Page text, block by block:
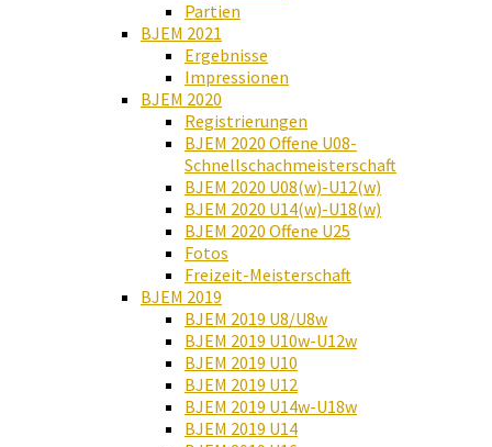
Partien
BJEM 2021
Ergebnisse
Impressionen
BJEM 2020
Registrierungen
BJEM 2020 Offene U08-
Schnellschachmeisterschaft
BJEM 2020 U08(w)-U12(w)
BJEM 2020 U14(w)-U18(w)
BJEM 2020 Offene U25
Fotos
Freizeit-Meisterschaft
BJEM 2019
BJEM 2019 U8/U8w
BJEM 2019 U10w-U12w
BJEM 2019 U10
BJEM 2019 U12
BJEM 2019 U14w-U18w
BJEM 2019 U14